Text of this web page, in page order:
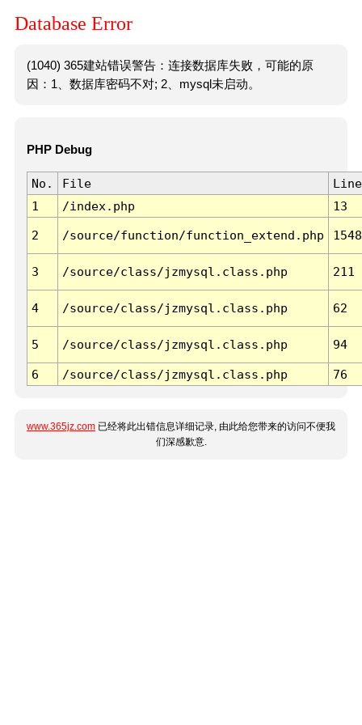
Database Error
(1040) 365建站错误警告：连接数据库失败，可能的原
因：1、数据库密码不对; 2、mysql未启动。
PHP Debug
No. File
Line
1
/index.php 13
2 /source/function/function_extend.php 1548
3 /source/class/jzmysql.class.php 211
4 /source/class/jzmysql.class.php 62
5 /source/class/jzmysql.class.php 94
6 /source/class/jzmysql.class.php 76
www.365jz.com 已经将此出错信息详细记录, 由此给您带来的访问不便我
们深感歉意.